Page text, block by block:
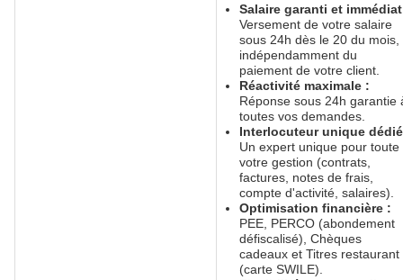
Salaire garanti et
Versement de votre salaire
sous 24h dès le 20 du mois,
indépendamment du
paiement de votre client.
Réactivité maximale :
Réponse sous 24h garantie
toutes vos demandes.
Interlocuteur unique
Un expert unique pour toute
votre gestion (contrats,
factures, notes de frais,
compte d'activité, salaires).
Optimisation financière :
PEE, PERCO (abondement
défiscalisé), Chèques
cadeaux et Titres restaurant
(carte SWILE).